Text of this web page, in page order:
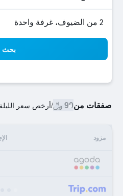
2 من الضيوف، غرفة واحدة
بحث
صفقات من90 ﷼ /أرخص سعر
مزود